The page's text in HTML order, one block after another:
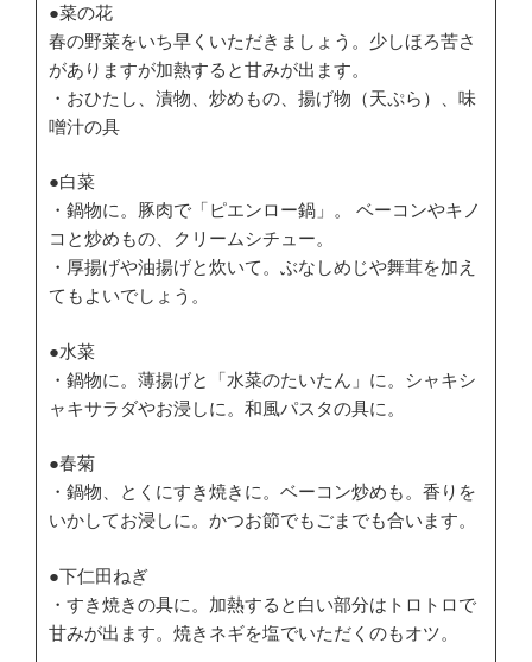
●菜の花
春の野菜をいち早くいただきましょう。少しほろ苦さ
がありますが加熱すると甘みが出ます。
・おひたし、漬物、炒めもの、揚げ物（天ぷら）、味
噌汁の具
●白菜
・鍋物に。豚肉で「ピエンロー鍋」。 ベーコンやキノ
コと炒めもの、クリームシチュー。
・厚揚げや油揚げと炊いて。ぶなしめじや舞茸を加え
てもよいでしょう。
●水菜
・鍋物に。薄揚げと「水菜のたいたん」に。シャキシ
ャキサラダやお浸しに。和風パスタの具に。
●春菊
・鍋物、とくにすき焼きに。ベーコン炒めも。香りを
いかしてお浸しに。かつお節でもごまでも合います。
●下仁田ねぎ
・すき焼きの具に。加熱すると白い部分はトロトロで
甘みが出ます。焼きネギを塩でいただくのもオツ。